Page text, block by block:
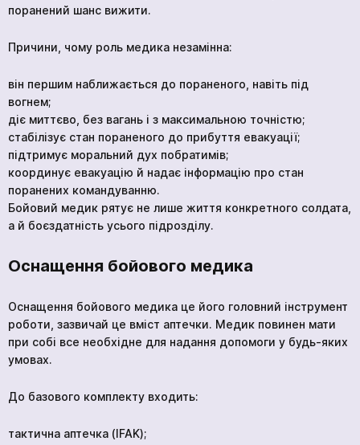
поранений шанс вижити.
Причини, чому роль медика незамінна:
він першим наближається до пораненого, навіть під
вогнем;
діє миттєво, без вагань і з максимальною точністю;
стабілізує стан пораненого до прибуття евакуації;
підтримує моральний дух побратимів;
координує евакуацію й надає інформацію про стан
поранених командуванню.
Бойовий медик рятує не лише життя конкретного солдата,
а й боєздатність усього підрозділу.
Оснащення бойового медика
Оснащення бойового медика це його головний інструмент
роботи, зазвичай це вміст аптечки. Медик повинен мати
при собі все необхідне для надання допомоги у будь-яких
умовах.
До базового комплекту входить:
тактична аптечка (IFAK);
Щоб не чекати, ви можете зв'язатися з нами
натиснувши на кнопку телефона.